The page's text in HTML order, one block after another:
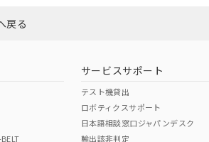
戻る
サービスサポート
テスト機貸出
ロボティクスサポート
日本語相談窓口ジャパンデスク
輸出該非判定